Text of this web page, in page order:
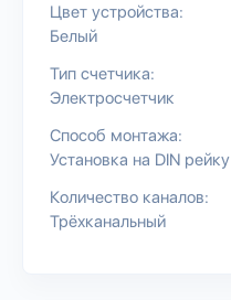
Цвет устройства:
Белый
Тип счетчика:
Электросчетчик
Способ монтажа:
Установка на DIN рейку
Количество каналов:
Трёхканальный